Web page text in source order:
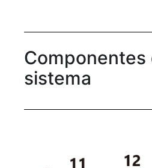
Componentes
sistema